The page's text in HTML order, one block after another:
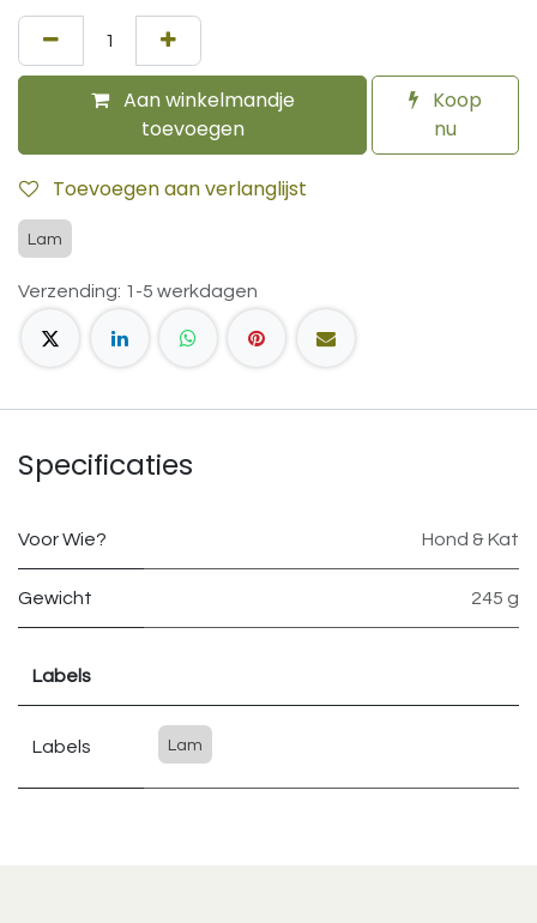
Aan winkelmandje
toevoegen
Koop
nu
Toevoegen aan verlanglijst
Lam
Verzending: 1-5 werkdagen
Specificaties
Voor Wie? Hond & Kat
Gewicht 245 g
Labels
Labels Lam